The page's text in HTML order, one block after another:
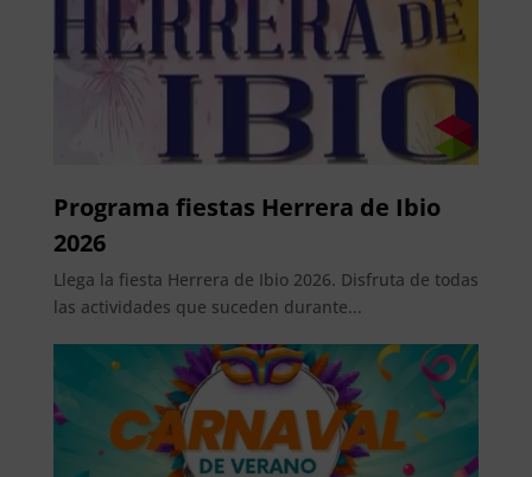
Programa fiestas Herrera de Ibio
2026
Llega la fiesta Herrera de Ibio 2026. Disfruta de todas
las actividades que suceden durante...